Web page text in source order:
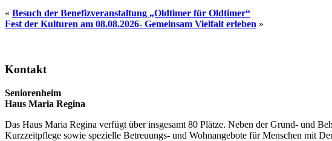
« Besuch der Benefizveranstaltung „Oldtimer für Oldtimer“
Fest der Kulturen am 08.08.2026- Gemeinsam Vielfalt erleben »
Seitenspalte
Kontakt
Seniorenheim
Haus Maria Regina
Das Haus Maria Regina verfügt über insgesamt 80 Plätze. Neben der Grund- und
Kurzzeitpflege sowie spezielle Betreuungs- und Wohnangebote für Menschen mit